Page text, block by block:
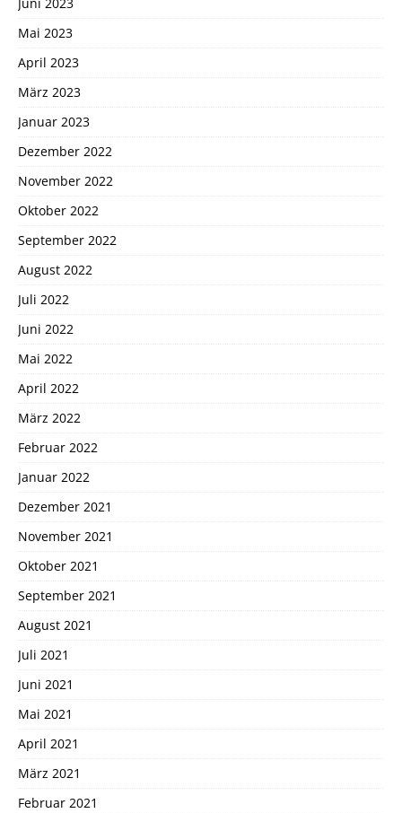
Mai 2023
April 2023
März 2023
Januar 2023
Dezember 2022
November 2022
Oktober 2022
September 2022
August 2022
Juli 2022
Juni 2022
Mai 2022
April 2022
März 2022
Februar 2022
Januar 2022
Dezember 2021
November 2021
Oktober 2021
September 2021
August 2021
Juli 2021
Juni 2021
Mai 2021
April 2021
März 2021
Februar 2021